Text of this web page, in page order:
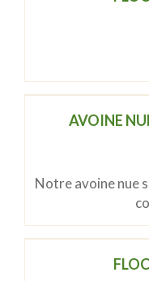
AVOINE
Notre avoine nue